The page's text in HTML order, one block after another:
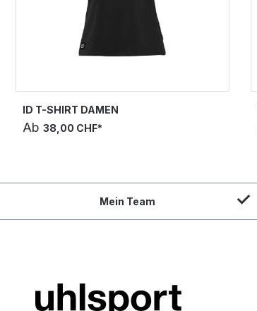
ID T-SHIRT DAMEN
Ab 38,00 CHF*
Mein Team